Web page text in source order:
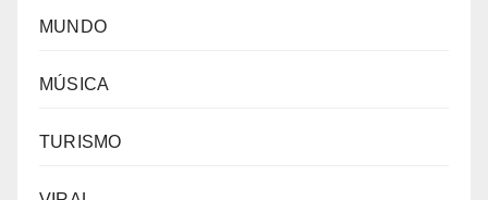
MUNDO
MÚSICA
TURISMO